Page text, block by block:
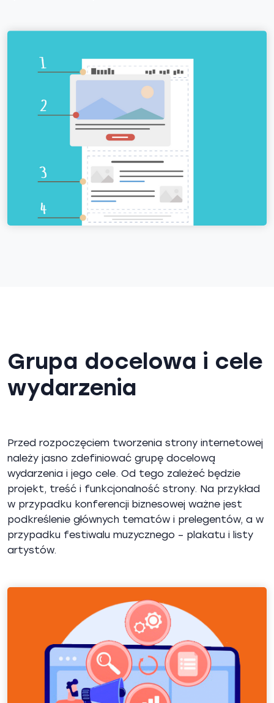
Grupa docelowa i cele
wydarzenia
Przed rozpoczęciem tworzenia strony internetowej
należy jasno zdefiniować grupę docelową
wydarzenia i jego cele. Od tego zależeć będzie
projekt, treść i funkcjonalność strony. Na przykład
w przypadku konferencji biznesowej ważne jest
podkreślenie głównych tematów i prelegentów, a w
przypadku festiwalu muzycznego – plakatu i listy
artystów.